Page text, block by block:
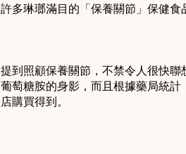
許多琳瑯滿目的「保養關節」保健食
提到照顧保養關節，不禁令人很快
葡萄糖胺的身影，而且根據藥局統
店購買得到。